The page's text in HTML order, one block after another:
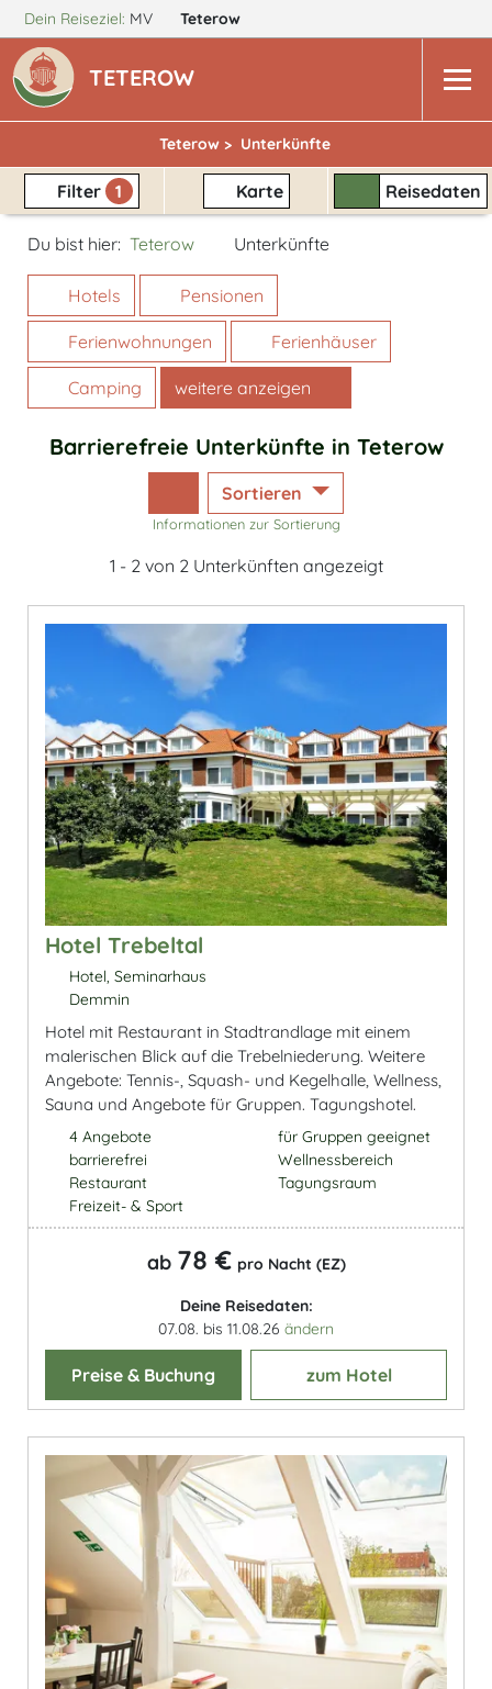
Dein Reiseziel: MV Teterow
TETEROW
Teterow > Unterkünfte
Filter 1 Karte Reisedaten
Du bist hier: Teterow Unterkünfte
Hotels Pensionen
Ferienwohnungen Ferienhäuser
Camping weitere anzeigen
Barrierefreie Unterkünfte in Teterow
Sortieren
Informationen zur Sortierung
1 - 2 von 2 Unterkünften angezeigt
Hotel Trebeltal
Hotel, Seminarhaus
Demmin
Hotel mit Restaurant in Stadtrandlage mit einem
malerischen Blick auf die Trebelniederung. Weitere
Angebote: Tennis-, Squash- und Kegelhalle, Wellness,
Sauna und Angebote für Gruppen. Tagungshotel.
4 Angebote
barrierefrei
Restaurant
Freizeit- & Sport
für Gruppen geeignet
Wellnessbereich
Tagungsraum
ab 78 € pro Nacht (EZ)
Deine Reisedaten:
07.08. bis 11.08.26 ändern
Preise & Buchung zum Hotel